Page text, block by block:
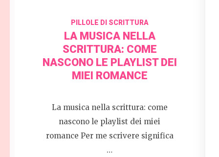
PILLOLE DI SCRITTURA
LA MUSICA NELLA
SCRITTURA: COME
NASCONO LE PLAYLIST DEI
MIEI ROMANCE
La musica nella scrittura: come
nascono le playlist dei miei
romance Per me scrivere significa
…